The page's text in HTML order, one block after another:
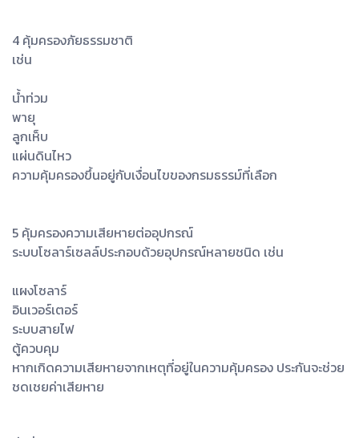
4 คุ้มครองภัยธรรมชาติ
เช่น
น้ำท่วม
พายุ
ลูกเห็บ
แผ่นดินไหว
ความคุ้มครองขึ้นอยู่กับเงื่อนไขของกรมธรรม์ที่เลือก
5 คุ้มครองความเสียหายต่ออุปกรณ์
ระบบโซลาร์เซลล์ประกอบด้วยอุปกรณ์หลายชนิด เช่น
แผงโซลาร์
อินเวอร์เตอร์
ระบบสายไฟ
ตู้ควบคุม
หากเกิดความเสียหายจากเหตุที่อยู่ในความคุ้มครอง ประกันจะช่วย
ชดเชยค่าเสียหาย